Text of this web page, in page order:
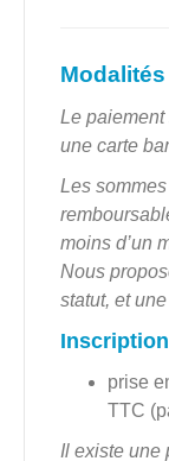
Le paiement
une carte
Les
moins d’un
Nous
statut, et
prise
TTC
Il existe une